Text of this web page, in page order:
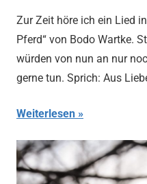
Zur Zeit höre ich ein Lied
Pferd“ von Bodo Wartke.
würden von nun an nur
gerne tun. Sprich: Aus
Weiterlesen